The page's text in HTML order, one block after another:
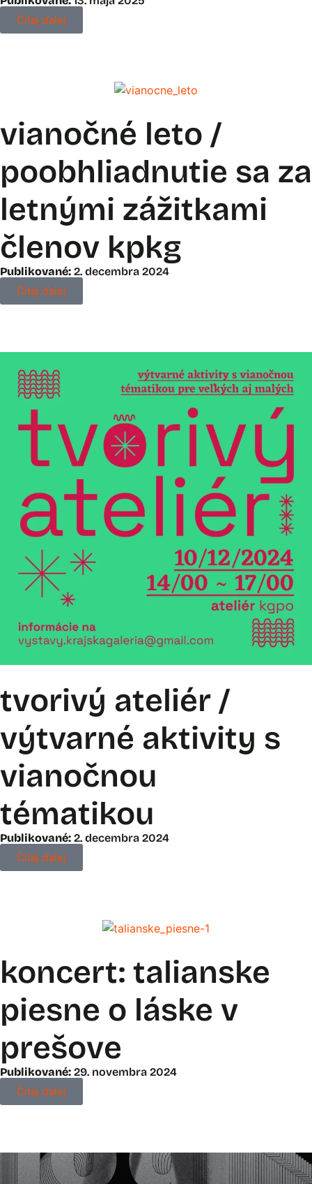
Čítaj ďalej
vianočné leto /
poobhliadnutie sa za
letnými zážitkami
členov kpkg
Publikované: 2. decembra 2024
Čítaj ďalej
tvorivý ateliér /
výtvarné aktivity s
vianočnou
tématikou
Publikované: 2. decembra 2024
Čítaj ďalej
koncert: talianske
piesne o láske v
prešove
Publikované: 29. novembra 2024
Čítaj ďalej